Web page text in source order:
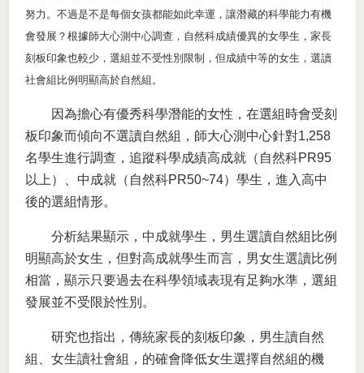
努力。不過是不是每個女孩都能如此幸運，讓潛藏的科學能力有機
會發展？根據師大心測中心調查，自然科成績優異的女學生，家長
刻板印象也較少，選組並不受性別限制，但成績中等的女生，選讀
社會組比例明顯高於自然組。
因為擔心有優秀科學潛能的女性，在選組時會受刻
板印象而傾向不選讀自然組，師大心測中心針對1,258
名學生進行調查，追蹤科學成績高成就（自然科PR95
以上）、中成就（自然科PR50~74）學生，進入高中
後的選組情形。
分析結果顯示，中成就學生，男生選讀自然組比例
明顯高於女生，但對高成就學生而言，男女生選讀比例
相當，顯示只要過去在科學領域表現有足夠水準，選組
發展並不受限於性別。
研究也指出，傳統家長的刻板印象，男生讀自然
組、女生讀社會組，的確會降低女生選擇自然組的機